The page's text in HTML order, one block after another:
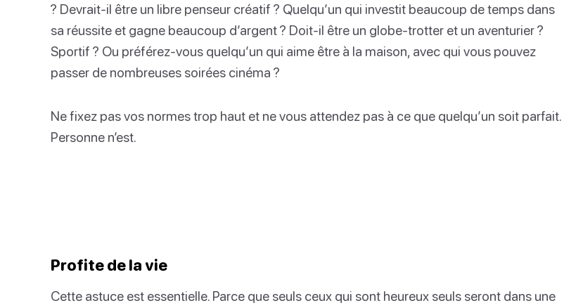
? Devrait-il être un libre penseur créatif ? Quelqu’un qui investit beaucoup de temps dans
sa réussite et gagne beaucoup d’argent ? Doit-il être un globe-trotter et un aventurier ?
Sportif ? Ou préférez-vous quelqu’un qui aime être à la maison, avec qui vous pouvez
passer de nombreuses soirées cinéma ?
Ne fixez pas vos normes trop haut et ne vous attendez pas à ce que quelqu’un soit parfait.
Personne n’est.
Profite de la vie
Cette astuce est essentielle. Parce que seuls ceux qui sont heureux seuls seront dans une